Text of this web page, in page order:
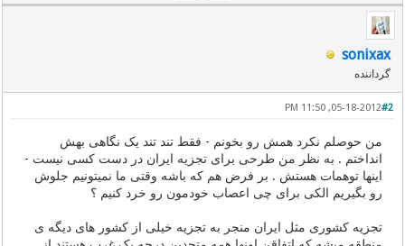
sonixax
گرداننده
#2
05-18-2012, 11:50 PM
من حوصلم نکرد همش رو بخونم - فقط تند تند یک نگاهی بهش
انداختم . به نظر من طرحی برای تجزیه ایران در دست کسی نیست -
اینها توهمات هستش . بر فرض هم که باشه وقتی ما نمیتونیم جلوش
رو بگیریم الکی برای چی اعصاب خودمون رو خرد کنیم ؟
تجزیه کشوری مثل ایران منجر به تجزیه خیلی از کشور های دیگه ی